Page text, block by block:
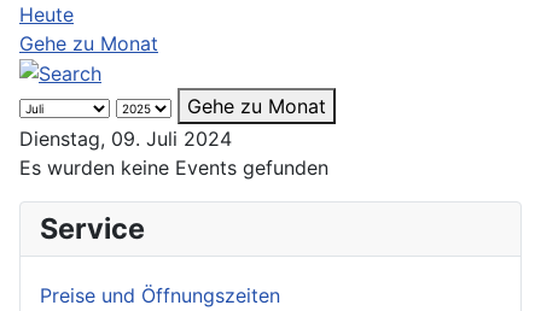
Heute
Gehe zu Monat
Gehe zu Monat
Dienstag, 09. Juli 2024
Es wurden keine Events gefunden
Service
Preise und Öffnungszeiten